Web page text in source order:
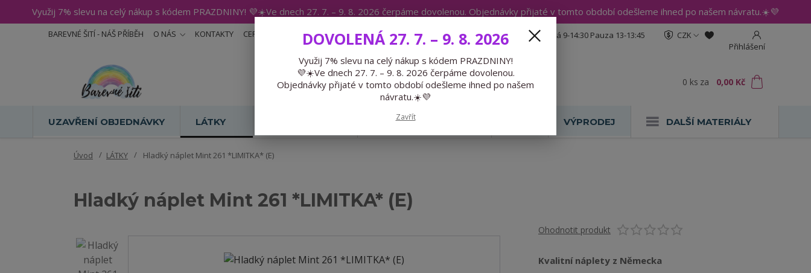
Využij 7% slevu na celý nákup s kódem PRAZDNINY! 💜☀️Ve dnech 27. 7. – 9. 8. 2026 čerpáme dovolenou. Objednávky přijaté v tomto období odešleme ihned po našem návratu.☀️💜
BAREVNÉ ŠITÍ - NÁŠ PŘÍBĚH O NÁS KONTAKTY CERTIFIKÁTY BLOG
CZK
Přihlášení
Hledat
Expedice 775 866 913 Po-Čt 9-15:30 Pá 9-14:30 Pauza 13-13:45
0 ks za 0,00 Kč
UZAVŘENÍ OBJEDNÁVKY LÁTKY PŘEDOBJEDNÁVKY VÝPRODEJ DALŠÍ MATERIÁLY
Úvod LÁTKY Hladký náplet Mint 261 *LIMITKA* (E)
Hladký náplet Mint 261 *LIMITKA* (E)
Ohodnotit produkt
Kvalitní náplety z Německa
DOVOLENÁ 27. 7. – 9. 8. 2026
Využij 7% slevu na celý nákup s kódem PRAZDNINY!
💜☀️Ve dnech 27. 7. – 9. 8. 2026 čerpáme dovolenou.
Objednávky přijaté v tomto období odešleme ihned po našem
návratu.☀️💜
Zavřít